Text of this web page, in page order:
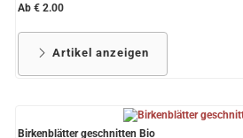
Ab € 2.00
Artikel anzeigen
Birkenblätter geschnitten Bio